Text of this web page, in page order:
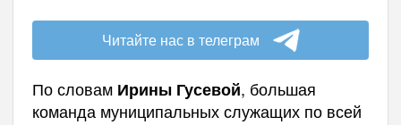
Читайте нас в телеграм
По словам Ирины Гусевой, большая
команда муниципальных служащих по всей